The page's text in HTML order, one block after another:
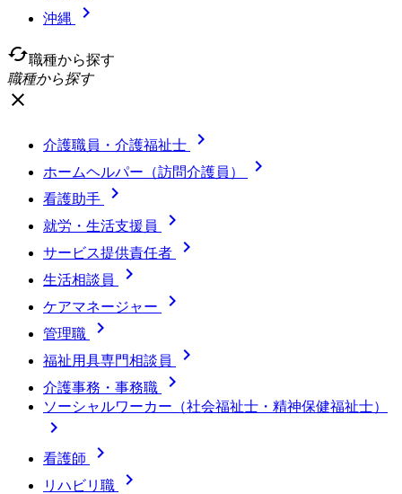
沖縄

cached職種から探す
職種から探す
close
介護職員・介護福祉士 
ホームヘルパー（訪問介護員） 
看護助手 
就労・生活支援員 
サービス提供責任者 
生活相談員 
ケアマネージャー 
管理職 
福祉用具専門相談員 
介護事務・事務職 
ソーシャルワーカー（社会福祉士・精神保健福祉士）

看護師 
リハビリ職 